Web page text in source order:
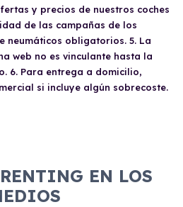
y precios de nuestros coches
de las campañas de los
neumáticos obligatorios. 5. La
web no es vinculante hasta la
6. Para entrega a domicilio,
si incluye algún sobrecoste.
EN LOS